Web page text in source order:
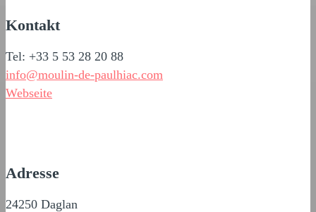
Kontakt
Tel: +33 5 53 28 20 88
info@moulin-de-paulhiac.com
Webseite
Adresse
24250 Daglan